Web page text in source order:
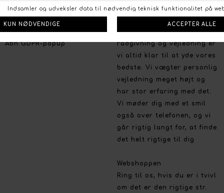
Persondata politik
Betalingsmuligheder
Åbn GDPR-popup
Brug for hjælp
professionel og personlig
rådgivning og vejledning er
vi altid klar til at yde vores
bedste. Vi vægter personlig
vejledning meget højt og
har stor erfaring med det.
Vi møder dig med et smil
også over telefonen, og vi
går rigtig langt for, at finde
det helt rigtige til dig
Webshoppen
Ring til os, hvis du er i tvivl
om det er den rigtige str.